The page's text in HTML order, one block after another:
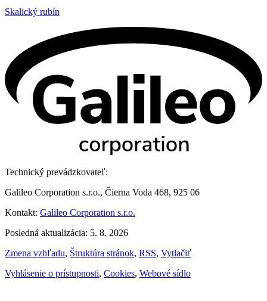
Skalický rubín
Technický prevádzkovateľ:
Galileo Corporation s.r.o., Čierna Voda 468, 925 06
Kontakt: Galileo Corporation s.r.o.
Posledná aktualizácia: 5. 8. 2026
Zmena vzhľadu, Štruktúra stránok, RSS, Vytlačiť
Vyhlásenie o prístupnosti, Cookies, Webové sídlo